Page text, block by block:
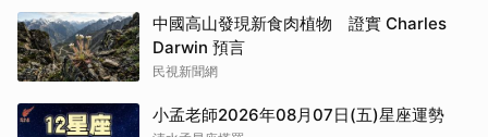
中國高山發現新食肉植物 證實 Charles
Darwin 預言
民視新聞網
小孟老師2026年08月07日(五)星座運勢